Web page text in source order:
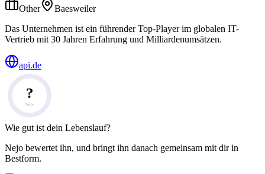
Other
Baesweiler
Das Unternehmen ist ein führender Top-Player im globalen IT-
Vertrieb mit 30 Jahren Erfahrung und Milliardenumsätzen.
api.de
?
Note
Wie gut ist dein Lebenslauf?
Nejo bewertet ihn, und bringt ihn danach gemeinsam mit dir in
Bestform.